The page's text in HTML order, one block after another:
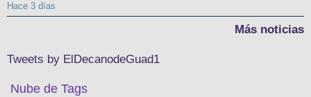
Hace 3 días
Más noticias
Tweets by ElDecanodeGuad1
Nube de Tags